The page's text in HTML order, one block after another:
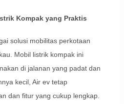
Kompak yang Praktis
solusi mobilitas perkotaan
Mobil listrik kompak ini
di jalanan yang padat dan
kecil, Air ev tetap
dan fitur yang cukup lengkap.